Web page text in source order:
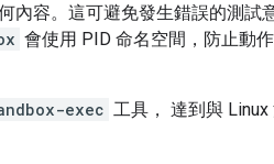
內容。這可避免發生錯誤的測試
會使用 PID 命名空間，防止動
exec 工具， 達到與